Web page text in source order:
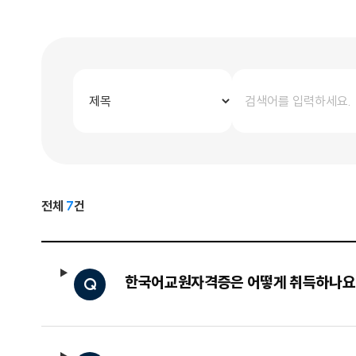
전체 7건
Q 한국어교원자격증은 어떻게 취득하나